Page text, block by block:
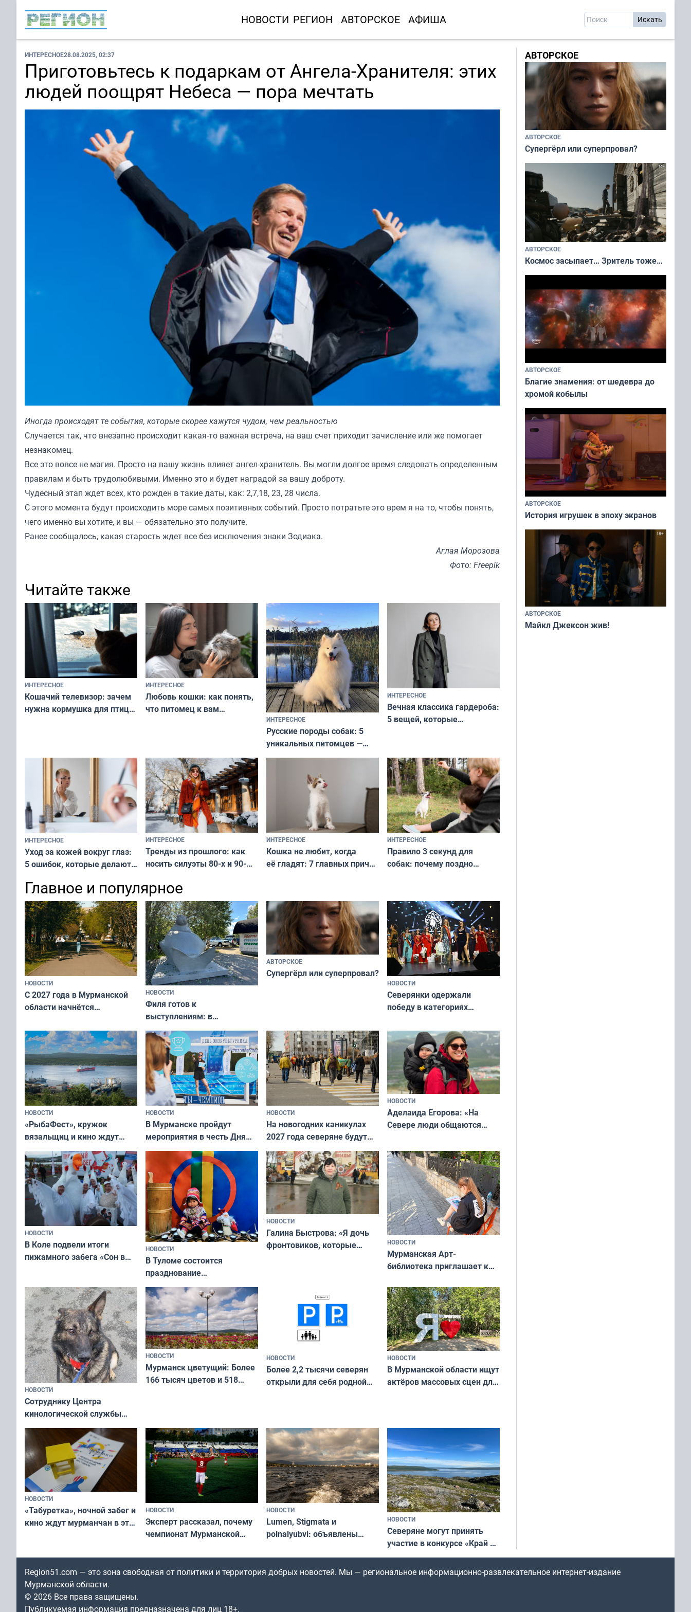
НОВОСТИ РЕГИОН АВТОРСКОЕ АФИША
ИНТЕРЕСНОЕ28.08.2025, 02:37
Приготовьтесь к подаркам от Ангела-Хранителя: этих
людей поощрят Небеса — пора мечтать
Иногда происходят те события, которые скорее кажутся чудом, чем реальностью
Случается так, что внезапно происходит какая-то важная встреча, на ваш счет приходит зачисление или же помогает
незнакомец.
Все это вовсе не магия. Просто на вашу жизнь влияет ангел-хранитель. Вы могли долгое время следовать определенным
правилам и быть трудолюбивыми. Именно это и будет наградой за вашу доброту.
Чудесный этап ждет всех, кто рожден в такие даты, как: 2,7,18, 23, 28 числа.
С этого момента будут происходить море самых позитивных событий. Просто потратьте это врем я на то, чтобы понять,
чего именно вы хотите, и вы — обязательно это получите.
Ранеесообщалось, какая старость ждет все без исключения знаки Зодиака.
Аглая Морозова
Фото: Freepik
Читайте также
ИНТЕРЕСНОЕ
Кошачий телевизор: зачем
нужна кормушка для птиц
ИНТЕРЕСНОЕ
Любовь кошки: как понять,
что питомец к вам
ИНТЕРЕСНОЕ
Русские породы собак: 5
уникальных питомцев —
национальные сокровища
и характером
ИНТЕРЕСНОЕ
Вечная классика гардероба:
5 вещей, которые
и актуально в любой сезон
ИНТЕРЕСНОЕ
Уход за кожей вокруг глаз:
5 ошибок, которые делают
и вернуть свежий взгляд
без дорогих средств
ИНТЕРЕСНОЕ
Тренды из прошлого: как
носить силуэты 80-х и 90-
современно и стильно без
переплат
ИНТЕРЕСНОЕ
Кошка не любит, когда
её гладят: 7 главных причин
независимому питомцу
ИНТЕРЕСНОЕ
Правило 3 секунд для
собак: почему поздно
питомцу всё сразу и без
криков
Главное и популярное
НОВОСТИ
С 2027 года в Мурманской
области начнётся
подростков от ВПЧ
НОВОСТИ
Филя готов к
выступлениям: в
мурманском океанариуме
рассказали о состоянии
тюленей
АВТОРСКОЕ
Супергёрл или суперпровал?
НОВОСТИ
Северянки одержали
победу в категориях
«Мисс и Миссис Великая
Русь»
НОВОСТИ
«РыбаФест», кружок
вязальщиц и кино ждут
мурманчан в эти выходные
НОВОСТИ
В Мурманске пройдут
мероприятия в честь Дня
физкультурника
НОВОСТИ
На новогодних каникулах
2027 года северяне будут
отдыхать 11 дней
НОВОСТИ
Аделаида Егорова: «На
Севере люди общаются
а потому что
ты им интересен»
НОВОСТИ
В Коле подвели итоги
пижамного забега «Сон в
НОВОСТИ
В Туломе состоится
празднование
Международного дня
коренных народов мира
НОВОСТИ
Галина Быстрова: «Я дочь
фронтовиков, которые
НОВОСТИ
Мурманская Арт-
библиотека приглашает к
и фотографов
НОВОСТИ
Сотруднику Центра
кинологической службы
ищут новый дом
НОВОСТИ
Мурманск цветущий: Более
166 тысяч цветов и 518
НОВОСТИ
Более 2,2 тысячи северян
открыли для себя родной
НОВОСТИ
В Мурманской области ищут
актёров массовых сцен для
НОВОСТИ
«Табуретка», ночной забег и
кино ждут мурманчан в эти
НОВОСТИ
Эксперт рассказал, почему
чемпионат Мурманской
незамеченным
НОВОСТИ
Lumen, Stigmata и
polnalyubvi: объявлены
«Имандра» в 2026 года
НОВОСТИ
Северяне могут принять
участие в конкурсе «Край у
северной границы: фотогид
по Печенгскому округу»
АВТОРСКОЕ
АВТОРСКОЕ
Супергёрл или суперпровал?
АВТОРСКОЕ
Космос засыпает… Зритель тоже…
АВТОРСКОЕ
Благие знамения: от шедевра до
хромой кобылы
АВТОРСКОЕ
История игрушек в эпоху экранов
АВТОРСКОЕ
Майкл Джексон жив!
Region51.com — это зона свободная от политики и территория добрых новостей. Мы — региональное информационно-развлекательное интернет-издание
Мурманской области.
© 2026 Все права защищены.
Публикуемая информация предназначена для лиц 18+.